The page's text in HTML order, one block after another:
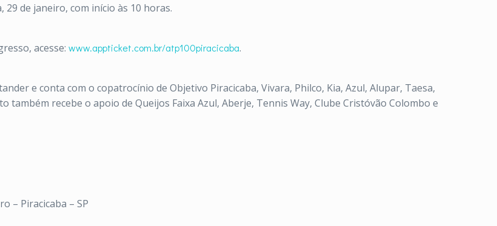
de janeiro, com início às 10 horas.
acesse: www.appticket.com.br/atp100piracicaba.
e conta com o copatrocínio de Objetivo Piracicaba, Vivara, Philco, Kia, Azul, Alupar, Taesa,
também recebe o apoio de Queijos Faixa Azul, Aberje, Tennis Way, Clube Cristóvão Colombo e
– Piracicaba – SP